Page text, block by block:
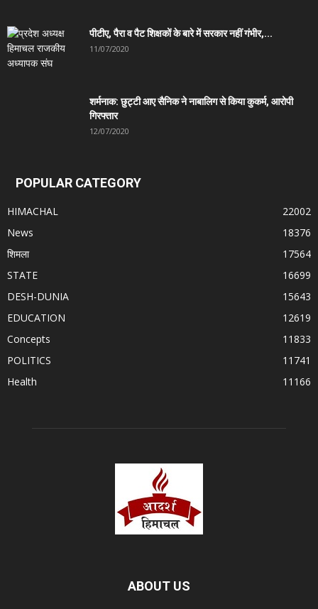
पीटीए, पैरा व पैट शिक्षकों के बारे में सरकार नहीं गंभीर,...
11/07/2020
शर्मनाक: छुट्टी आए सैनिक ने नाबालिग से किया कुकर्म, आरोपी
गिरफ्तार
12/07/2020
POPULAR CATEGORY
HIMACHAL
22002
News
18376
शिमला
17564
STATE
16699
DESH-DUNIA
15643
EDUCATION
12619
Concepts
11833
POLITICS
11741
Health
11166
ABOUT US